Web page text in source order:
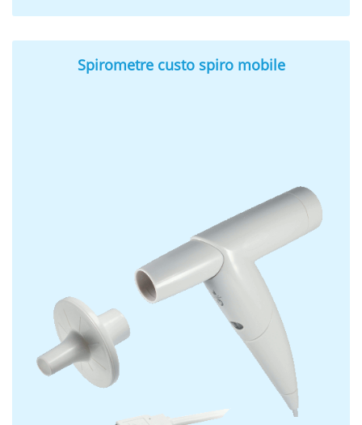
Spirometre custo spiro mobile